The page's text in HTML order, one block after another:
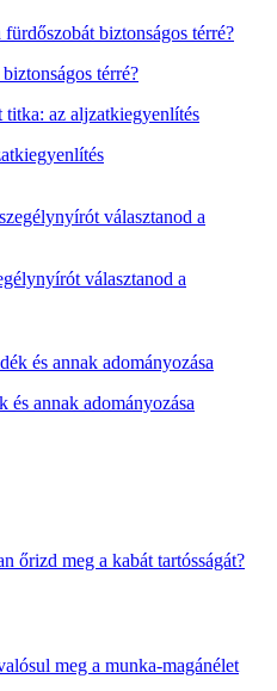
térré?
választanod a
és annak adományozása
őrizd meg a kabát tartósságát?
meg a munka-magánélet